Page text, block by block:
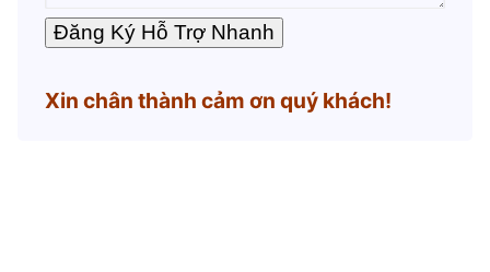
Xin chân thành cảm ơn quý khách!